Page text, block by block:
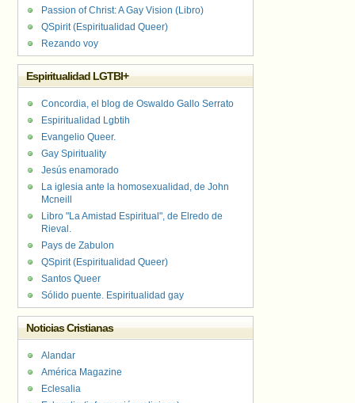
Passion of Christ: A Gay Vision (Libro)
QSpirit (Espiritualidad Queer)
Rezando voy
Espiritualidad LGTBI+
Concordia, el blog de Oswaldo Gallo Serrato
Espiritualidad Lgbtih
Evangelio Queer.
Gay Spirituality
Jesús enamorado
La iglesia ante la homosexualidad, de John
Mcneill
Libro "La Amistad Espiritual", de Elredo de
Rieval.
Pays de Zabulon
QSpirit (Espiritualidad Queer)
Santos Queer
Sólido puente. Espiritualidad gay
Noticias Cristianas
Alandar
América Magazine
Eclesalia